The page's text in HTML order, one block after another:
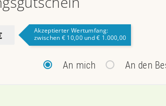
Akzeptierter Wertumfang:
zwischen € 10,00 und € 1.000,00
An den
An mich